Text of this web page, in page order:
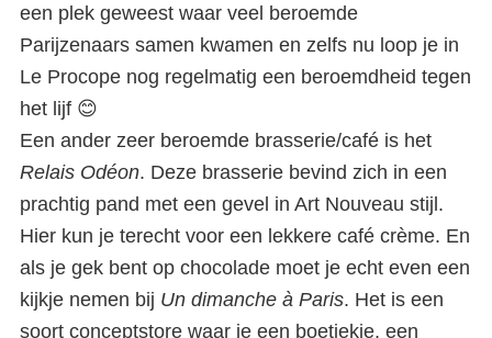
een plek geweest waar veel beroemde
Parijzenaars samen kwamen en zelfs nu loop je in
Le Procope nog regelmatig een beroemdheid tegen
het lijf 😊
Een ander zeer beroemde brasserie/café is het
Relais Odéon. Deze brasserie bevind zich in een
prachtig pand met een gevel in Art Nouveau stijl.
Hier kun je terecht voor een lekkere café crème. En
als je gek bent op chocolade moet je echt even een
kijkje nemen bij Un dimanche à Paris. Het is een
soort conceptstore waar je een boetiekje, een